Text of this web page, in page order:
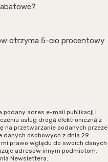
otrzyma 5-cio procentowy
podany adres e-mail publikacji i
usług drogą elektroniczną z
na przetwarzanie podanych przeze
danych osobowych z dnia 29
mi prawo wglądu do swoich danych
adresów innym podmiotom.
Newslettera.